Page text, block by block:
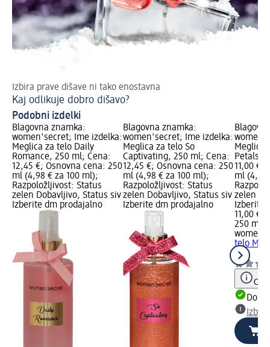
Izbira prave dišave ni tako enostavna
Kaj odlikuje dobro dišavo?
Podobni izdelki
Blagovna znamka:
women'secret; Ime izdelka:
Meglica za telo Daily
Romance, 250 ml; Cena:
12,45 €; Osnovna cena: 250
ml (4,98 € za 100 ml);
Razpoložljivost: Status
zelen Dobavljivo, Status siv
Izberite dm prodajalno
Blagovna znamka:
women'secret; Ime izdelka:
Meglica za telo So
Captivating, 250 ml; Cena:
12,45 €; Osnovna cena: 250
ml (4,98 € za 100 ml);
Razpoložljivost: Status
zelen Dobavljivo, Status siv
Izberite dm prodajalno
Meglica
Petals,
11,00 €;
ml (4,40
zelen
Izberite
11,00 €
250 ml
telo
ml